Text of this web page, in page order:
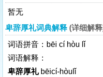
暂无
卑辞厚礼词典解释 (详细解
词语拼音：bēi cí hòu lǐ
词语解释：
卑辞厚礼 bēicí-hòulǐ